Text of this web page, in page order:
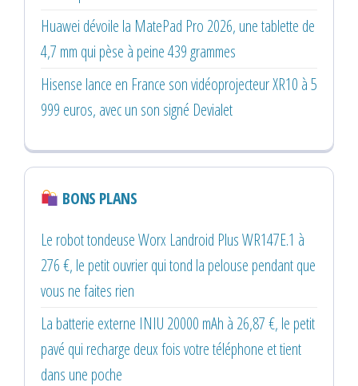
Huawei dévoile la MatePad Pro 2026, une tablette de
4,7 mm qui pèse à peine 439 grammes
Hisense lance en France son vidéoprojecteur XR10 à 5
999 euros, avec un son signé Devialet
BONS PLANS
Le robot tondeuse Worx Landroid Plus WR147E.1 à
276 €, le petit ouvrier qui tond la pelouse pendant que
vous ne faites rien
La batterie externe INIU 20000 mAh à 26,87 €, le petit
pavé qui recharge deux fois votre téléphone et tient
dans une poche